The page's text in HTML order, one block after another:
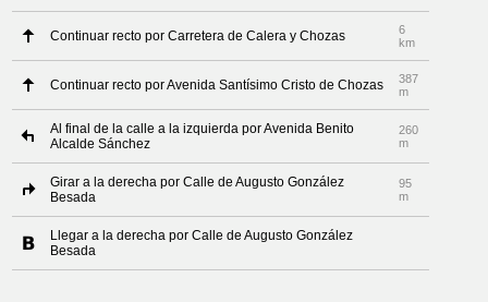
Continuar recto por Carretera de Calera y Chozas
6
km
Continuar recto por Avenida Santísimo Cristo de Chozas
387
m
Al final de la calle a la izquierda por Avenida Benito
Alcalde Sánchez
260
m
Girar a la derecha por Calle de Augusto González
Besada
95
m
Llegar a la derecha por Calle de Augusto González
Besada